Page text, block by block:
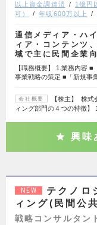
以上資金調達済
1億円
可）
年収600万以上
通信メディア・ハ
ィア・コンテンツ
域で主に民間企業
【職務概要】 1.業務内容
事業戦略の策定 ■「新規事
会社概要
【株主】 株
ィング部門の４つの特徴】
興味
NEW
テクノロ
ィング(民間公
戦略コンサルタン